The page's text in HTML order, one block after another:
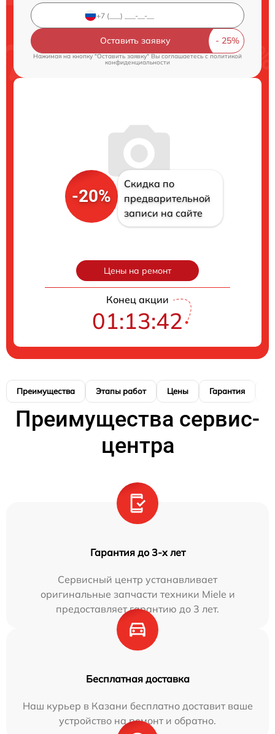
Оставить заявку
Нажимая на кнопку "Оставить заявку" Вы соглашаетесь cполитикой
конфиденциальности
-20%
Скидка по
предварительной
записи на сайте
Цены на ремонт
Конец акции
01:13:41
Преимущества Этапы работ Цены Гарантия
Преимущества сервис-
центра
Гарантия до 3-х лет
Сервисный центр устанавливает
оригинальные запчасти техники Miele и
предоставляет гарантию до 3 лет.
Бесплатная доставка
Наш курьер в Казани бесплатно доставит ваше
устройство на ремонт и обратно.